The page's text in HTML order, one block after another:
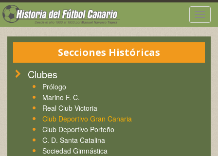
Secciones Históricas
Clubes
Prólogo
Marino F. C.
Real Club Victoria
Club Deportivo Gran Canaria
Club Deportivo Porteño
C. D. Santa Catalina
Sociedad Gimnástica